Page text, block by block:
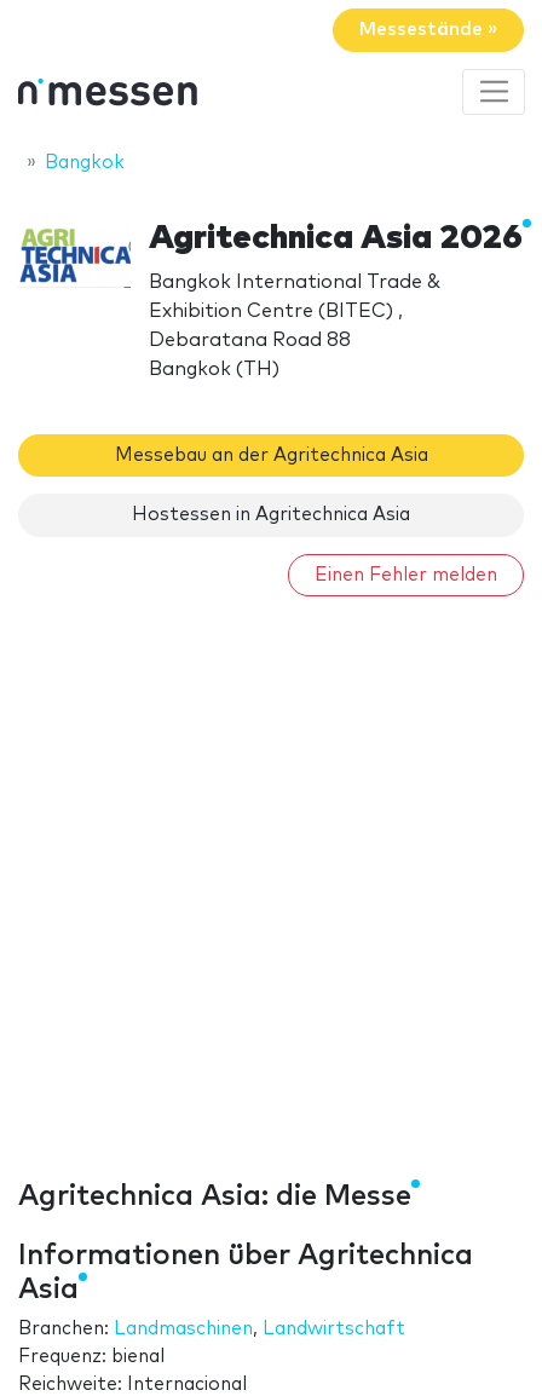
Messestände »
Bangkok
Agritechnica Asia 2026
Bangkok International Trade &
Exhibition Centre (BITEC) ,
Debaratana Road 88
Bangkok (TH)
Messebau an der Agritechnica Asia
Hostessen in Agritechnica Asia
Einen Fehler melden
Agritechnica Asia: die Messe
Informationen über Agritechnica
Asia
Branchen: Landmaschinen, Landwirtschaft
Frequenz: bienal
Reichweite: Internacional